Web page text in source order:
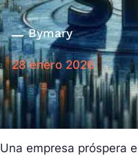
Bymary
28 enero 2026
Una empresa próspera